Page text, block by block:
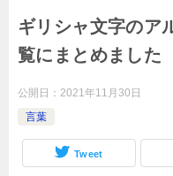
ギリシャ文字のア
覧にまとめました
公開日： 2021年11月30日
言葉
Tweet